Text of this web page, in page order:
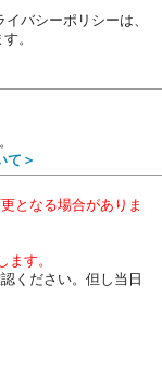
バシーポリシーは、
。
て＞
となる場合がありま
す。
ください。但し当日